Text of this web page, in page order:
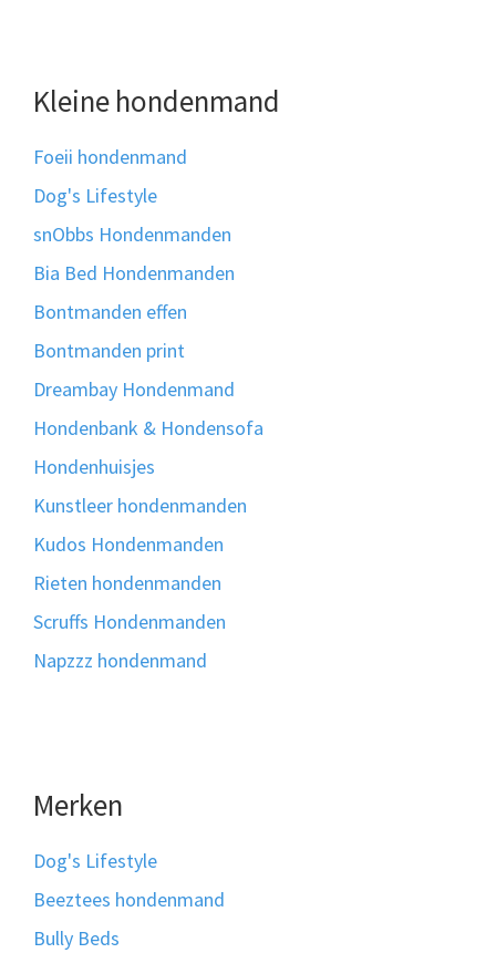
Kleine hondenmand
Foeii hondenmand
Dog's Lifestyle
snObbs Hondenmanden
Bia Bed Hondenmanden
Bontmanden effen
Bontmanden print
Dreambay Hondenmand
Hondenbank & Hondensofa
Hondenhuisjes
Kunstleer hondenmanden
Kudos Hondenmanden
Rieten hondenmanden
Scruffs Hondenmanden
Napzzz hondenmand
Merken
Dog's Lifestyle
Beeztees hondenmand
Bully Beds